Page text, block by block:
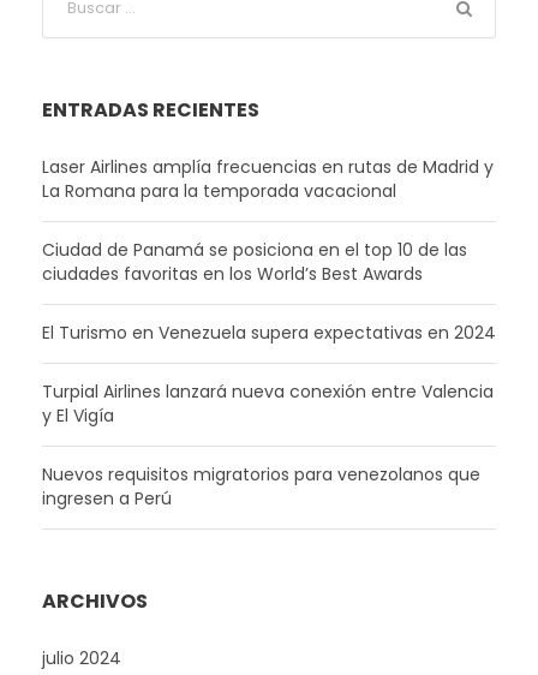
ENTRADAS RECIENTES
Laser Airlines amplía frecuencias en rutas de Madrid y
La Romana para la temporada vacacional
Ciudad de Panamá se posiciona en el top 10 de las
ciudades favoritas en los World’s Best Awards
El Turismo en Venezuela supera expectativas en 2024
Turpial Airlines lanzará nueva conexión entre Valencia
y El Vigía
Nuevos requisitos migratorios para venezolanos que
ingresen a Perú
ARCHIVOS
julio 2024